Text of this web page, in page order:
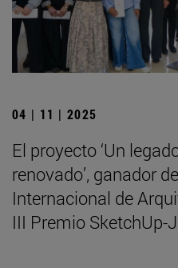
04 | 11 | 2025
El proyecto ‘Un
renovado’, ganador
Internacional de
III Premio SketchUp-